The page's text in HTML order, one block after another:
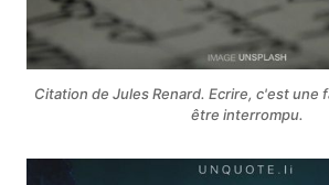
Citation de Jules Renard. Ecrire, c'est une
être interrompu.